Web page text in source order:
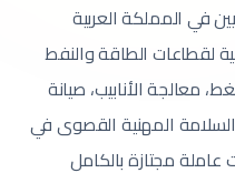
في المملكة العربية
لقطاعات الطاقة والنفط
معالجة الأنابيب، صيانة
السلامة المهنية القصوى في
عاملة مجتازة بالكامل